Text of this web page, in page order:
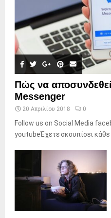
Πώς να
Messenger
20 Απριλίου 2018 0
Follow us on Social Media
youtubeΈχετε σκουπίσει κάθε